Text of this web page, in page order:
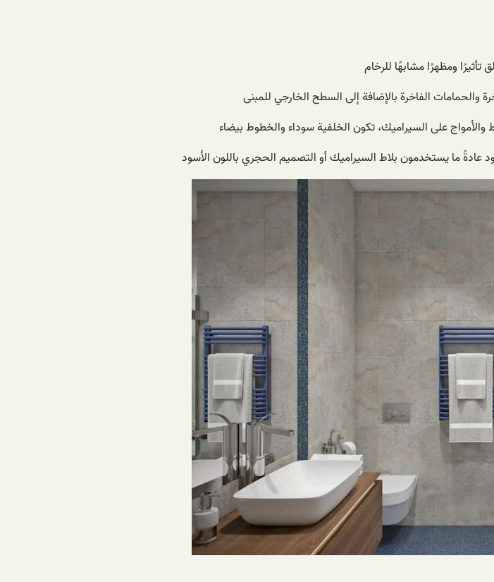
ومظهرًا مشابهًا للرخام
والحمامات الفاخرة بالإضافة إلى السطح الخارجي للمبنى
والأمواج على السيراميك، تكون الخلفية سوداء والخطوط بيضاء
ما يستخدمون بلاط السيراميك أو التصميم الحجري باللون الأسود